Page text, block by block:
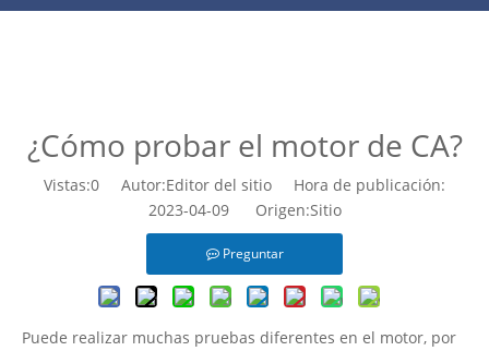
¿Cómo probar el motor de CA?
Vistas:0 Autor:Editor del sitio Hora de publicación:
2023-04-09 Origen:Sitio
Preguntar
Puede realizar muchas pruebas diferentes en el motor, por